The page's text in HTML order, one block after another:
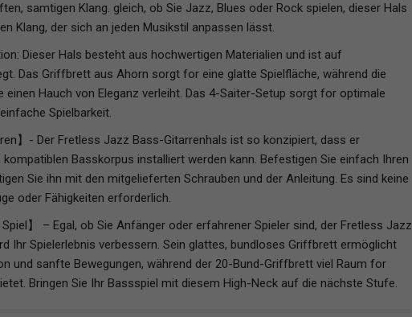
samtigen Klang. gleich, ob Sie Jazz, Blues oder Rock spielen, dieser Hals
Klang, der sich an jeden Musikstil anpassen lässt.
Dieser Hals besteht aus hochwertigen Materialien und ist auf
Das Griffbrett aus Ahorn sorgt for eine glatte Spielfläche, während die
einen Hauch von Eleganz verleiht. Das 4-Saiter-Setup sorgt for optimale
Spielbarkeit.
】- Der Fretless Jazz Bass-Gitarrenhals ist so konzipiert, dass er
Basskorpus installiert werden kann. Befestigen Sie einfach Ihren
Sie ihn mit den mitgelieferten Schrauben und der Anleitung. Es sind keine
oder Fähigkeiten erforderlich.
Spiel】 – Egal, ob Sie Anfänger oder erfahrener Spieler sind, der Fretless Jazz
Ihr Spielerlebnis verbessern. Sein glattes, bundloses Griffbrett ermöglicht
und sanfte Bewegungen, während der 20-Bund-Griffbrett viel Raum for
Bringen Sie Ihr Bassspiel mit diesem High-Neck auf die nächste Stufe.